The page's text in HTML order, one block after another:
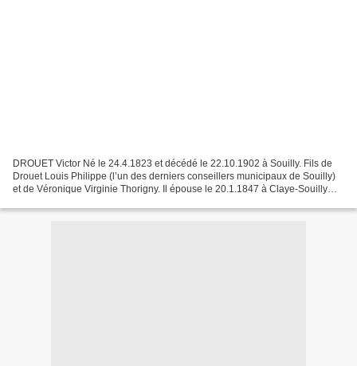
DROUET Victor Né le 24.4.1823 et décédé le 22.10.1902 à Souilly. Fils de
Drouet Louis Philippe (l’un des derniers conseillers municipaux de Souilly)
et de Véronique Virginie Thorigny. Il épouse le 20.1.1847 à Claye-Souilly